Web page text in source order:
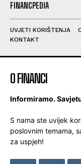
FINANCPEDIA
UVJETI KORIŠTENJA
KONTAKT
O FINANCI
Informiramo.
S nama ste uvijek
poslovnim temama,
za uspjeh!